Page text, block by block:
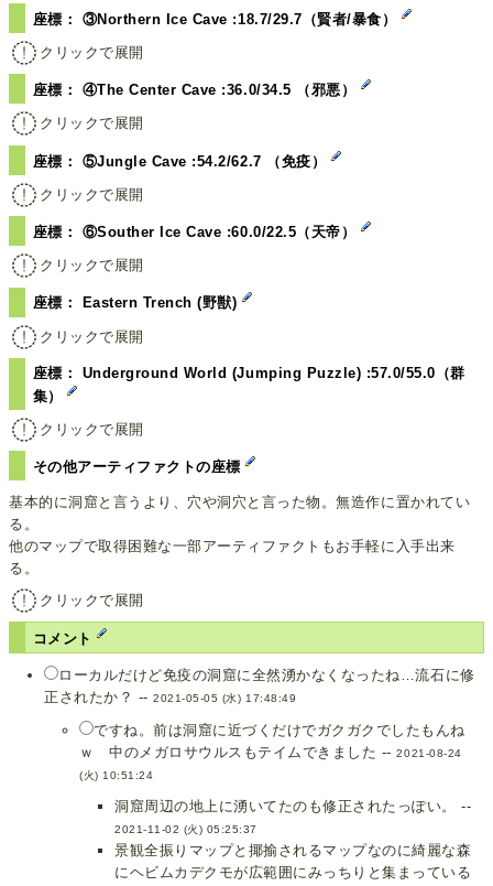
座標： ③Northern Ice Cave :18.7/29.7（賢者/暴食）
クリックで展開
座標： ④The Center Cave :36.0/34.5 （邪悪）
クリックで展開
座標： ⑤Jungle Cave :54.2/62.7 （免疫）
クリックで展開
座標： ⑥Souther Ice Cave :60.0/22.5（天帝）
クリックで展開
座標： Eastern Trench (野獣)
クリックで展開
座標： Underground World (Jumping Puzzle) :57.0/55.0（群
集）
クリックで展開
その他アーティファクトの座標
基本的に洞窟と言うより、穴や洞穴と言った物。無造作に置かれてい
る。
他のマップで取得困難な一部アーティファクトもお手軽に入手出来
る。
クリックで展開
コメント
ローカルだけど免疫の洞窟に全然湧かなくなったね…流石に修
正されたか？ --2021-05-05 (水) 17:48:49
ですね。前は洞窟に近づくだけでガクガクでしたもんね
ｗ 中のメガロサウルスもテイムできました --2021-08-24
(火) 10:51:24
洞窟周辺の地上に湧いてたのも修正されたっぽい。 --
2021-11-02 (火) 05:25:37
景観全振りマップと揶揄されるマップなのに綺麗な森
にヘビムカデクモが広範囲にみっちりと集まっている